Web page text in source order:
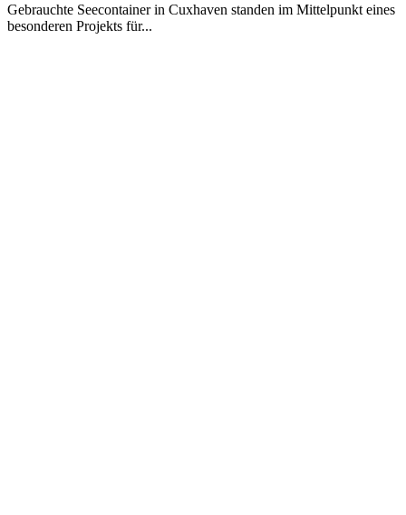
Gebrauchte Seecontainer in Cuxhaven standen im Mittelpunkt eines
besonderen Projekts für...